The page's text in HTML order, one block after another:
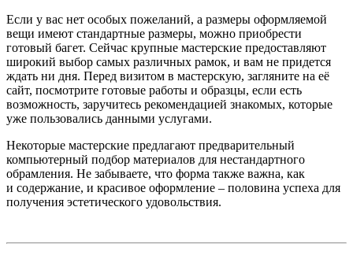
Если у вас нет особых пожеланий, а размеры оформляемой
вещи имеют стандартные размеры, можно приобрести
готовый багет. Сейчас крупные мастерские предоставляют
широкий выбор самых различных рамок, и вам не придется
ждать ни дня. Перед визитом в мастерскую, загляните на её
сайт, посмотрите готовые работы и образцы, если есть
возможность, заручитесь рекомендацией знакомых, которые
уже пользовались данными услугами.
Некоторые мастерские предлагают предварительный
компьютерный подбор материалов для нестандартного
обрамления. Не забываете, что форма также важна, как
и содержание, и красивое оформление – половина успеха для
получения эстетического удовольствия.